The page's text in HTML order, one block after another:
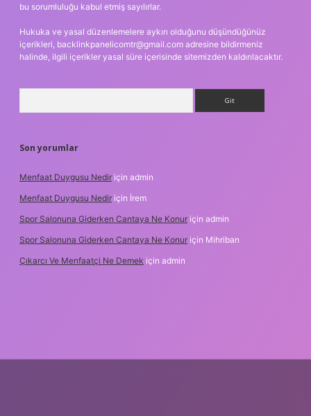
bu sorumluluğu kabul etmiş sayılırlar.
Hukuka ve yasal düzenlemelere aykırı olduğunu düşündüğünüz
içerikleri, backlinkpanelicomtr@gmail.com adresine bildirmeniz
halinde, ilgili içerikler yasal süre içerisinde sitemizden kaldırılacaktır.
Son yorumlar
Menfaat Duygusu Nedir için admin
Menfaat Duygusu Nedir için İrem
Spor Salonuna Giderken Cantaya Ne Konur için admin
Spor Salonuna Giderken Cantaya Ne Konur için Mihriban
Çıkarcı Ve Menfaatçi Ne Demek için admin